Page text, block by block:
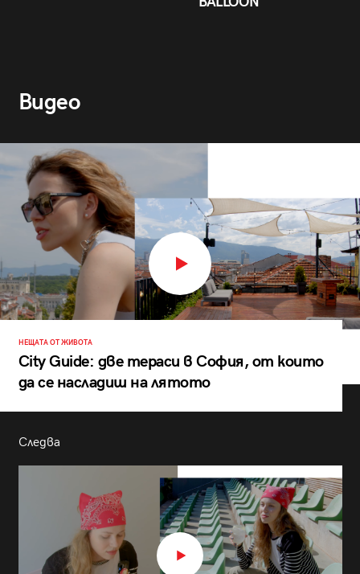
Видео
НЕЩАТА ОТ ЖИВОТА
City Guide: две тераси в София, от които
да се насладиш на лятото
Следва